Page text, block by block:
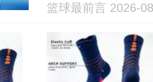
篮球最前言 2026-